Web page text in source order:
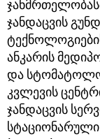
ჯანდაცვის
ანკარის
და
კვლევის
ჯანდაცვის